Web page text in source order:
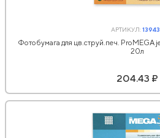
АРТИКУЛ:
Фотобумага для цв.струй.печ. ProMEGA
20л
204.43 ₽